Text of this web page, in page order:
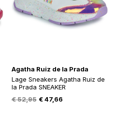
Agatha Ruiz de la Prada
Lage Sneakers Agatha Ruiz de
la Prada SNEAKER
€52,95 Oorspronkelijke
€47,66Huidige